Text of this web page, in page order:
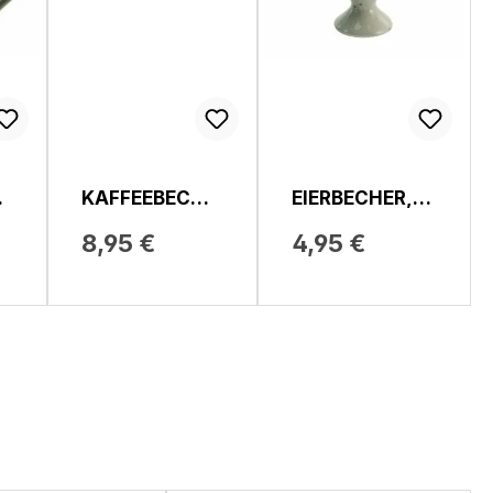
KAFFEEBECHE
NATURE
8,95 €
EIERBECHER,
COLLECTION
4,95 €